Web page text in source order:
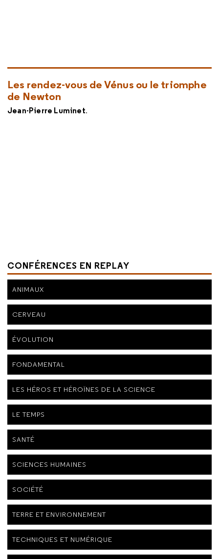
Les rendez-vous de Vénus ou le triomphe
de Newton
Jean-Pierre Luminet.
CONFÉRENCES EN REPLAY
ANIMAUX
CERVEAU
ÉVOLUTION
FONDAMENTAL
LES HÉROS ET HÉROÏNES DE LA SCIENCE
LE TEMPS
SANTÉ
SCIENCES HUMAINES
SOCIÉTÉ
TERRE ET ENVIRONNEMENT
TECHNIQUES ET NUMÉRIQUE